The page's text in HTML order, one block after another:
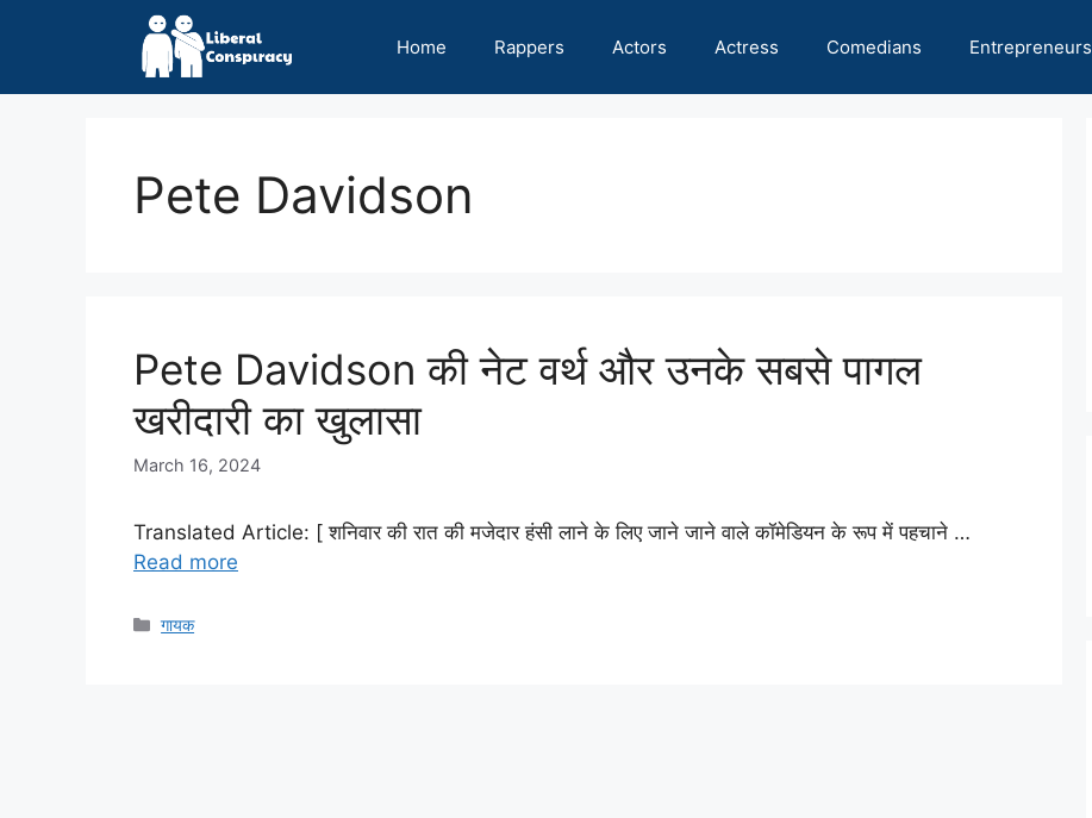
Home Rappers Actors Actress Comedians Entrepreneurs
Pete Davidson
Pete Davidson की नेट वर्थ और उनके सबसे पागल
खरीदारी का खुलासा
March 16, 2024
Translated Article: [ शनिवार की रात की मजेदार हंसी लाने के लिए जाने जाने वाले कॉमेडियन के रूप में पहचाने …
Read more
Categories
गायक